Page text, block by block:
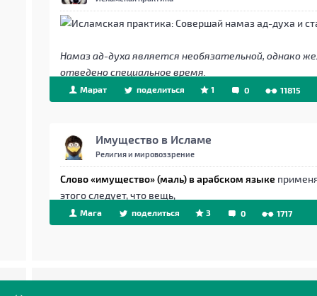
Намаз ад-духа является необязательной, однако
отведено специальное время.
Марат поделиться 1 0 11815
Имущество в Исламе
Религия и мировоззрение
Слово «имущество» (маль) в арабском языке
этого следует, что вещь,
Мага поделиться 3 0 1717